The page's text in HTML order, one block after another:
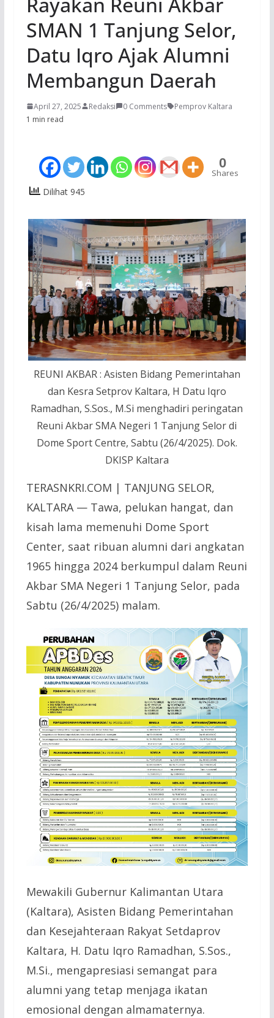
SMAN 1 Tanjung Selor,
Datu Iqro Ajak Alumni
Membangun Daerah
April 27, 2025 Redaksi 0 Comments
Pemprov Kaltara
1 min read
0
Shares
Dilihat 945
REUNI AKBAR : Asisten Bidang Pemerintahan
dan Kesra Setprov Kaltara, H Datu Iqro
Ramadhan, S.Sos., M.Si menghadiri peringatan
Reuni Akbar SMA Negeri 1 Tanjung Selor di
Dome Sport Centre, Sabtu (26/4/2025). Dok.
DKISP Kaltara
TERASNKRI.COM | TANJUNG SELOR,
KALTARA — Tawa, pelukan hangat, dan
kisah lama memenuhi Dome Sport
Center, saat ribuan alumni dari angkatan
1965 hingga 2024 berkumpul dalam Reuni
Akbar SMA Negeri 1 Tanjung Selor, pada
Sabtu (26/4/2025) malam.
Mewakili Gubernur Kalimantan Utara
(Kaltara), Asisten Bidang Pemerintahan
dan Kesejahteraan Rakyat Setdaprov
Kaltara, H. Datu Iqro Ramadhan, S.Sos.,
M.Si., mengapresiasi semangat para
alumni yang tetap menjaga ikatan
emosional dengan almamaternya.